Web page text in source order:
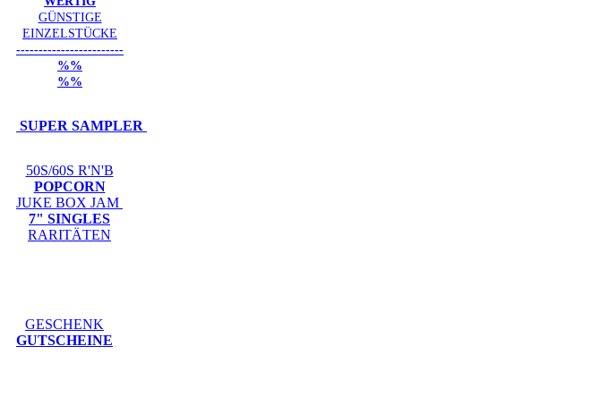
GÜNSTIGE
EINZELSTÜCKE
------------------------
%%
%%
SUPER SAMPLER
50S/60S R'N'B
POPCORN
JUKE BOX JAM
7" SINGLES
RARITÄTEN
GESCHENK
GUTSCHEINE